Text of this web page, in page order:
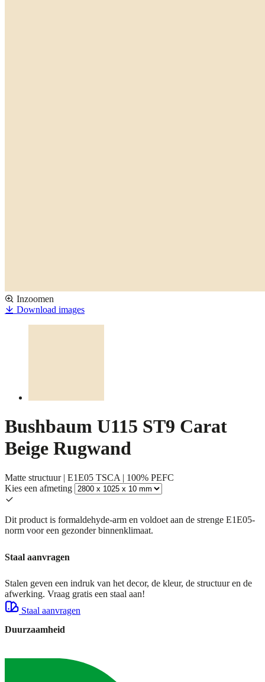
Inzoomen
Download images
Bushbaum U115 ST9 Carat
Beige Rugwand
Matte structuur | E1E05 TSCA | 100% PEFC
Kies een afmeting
Dit product is formaldehyde-arm en voldoet aan de strenge E1E05-
norm voor een gezonder binnenklimaat.
Staal aanvragen
Stalen geven een indruk van het decor, de kleur, de structuur en de
afwerking. Vraag gratis een staal aan!
Staal aanvragen
Duurzaamheid